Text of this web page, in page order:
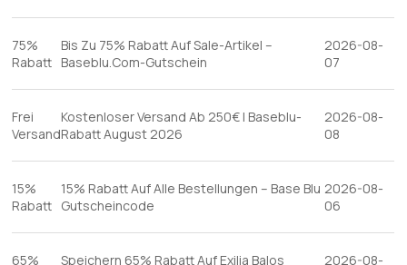
75%
Rabatt
Bis Zu 75% Rabatt Auf Sale-Artikel –
Baseblu.Com-Gutschein
2026-08-
07
Frei
Versand
Kostenloser Versand Ab 250€ | Baseblu-
Rabatt August 2026
2026-08-
08
15%
Rabatt
15% Rabatt Auf Alle Bestellungen – Base Blu
Gutscheincode
2026-08-
06
65% Speichern 65% Rabatt Auf Exilia Balos 2026-08-